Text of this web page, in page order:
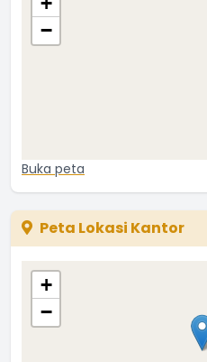
−
Buka peta
Peta Lokasi Kantor
+
−